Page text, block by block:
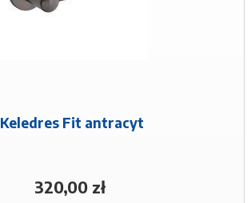
Keledres Fit antracyt
320,00 zł